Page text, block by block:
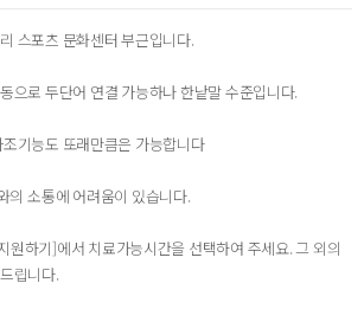
스포츠 문화센터 부근입니다.
으로 두단어 연결 가능하나 한낱말 수준입니다.
기능도 또래만큼은 가능합니다
의 소통에 어려움이 있습니다.
원하기]에서 치료가능시간을 선택하여 주세요. 그 외의
립니다.